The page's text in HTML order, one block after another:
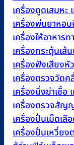
เครื่องดูดเสมหะ
เครื่องพ่นยาหอ
เครื่องให้อาหาร
เครื่องกระตุ้นเส้
เครื่องฟังเสียง
เครื่องตรวจวัดค
เครื่องนึ่งฆ่าเชื้อ
เครื่องตรวจสั
เครื่องปั่นเม็ดเลื
เครื่องปั่นเหวี่ย